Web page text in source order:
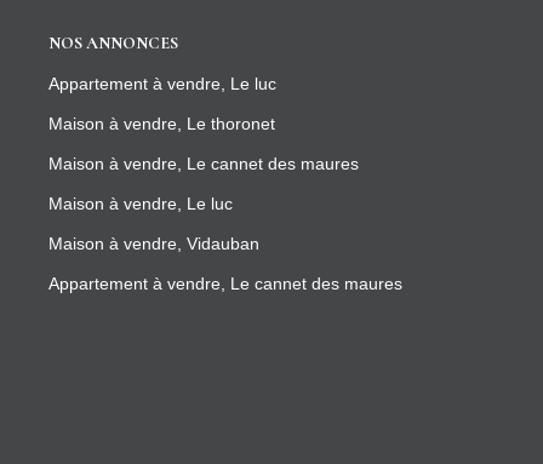
NOS ANNONCES
Appartement à vendre, Le luc
Maison à vendre, Le thoronet
Maison à vendre, Le cannet des maures
Maison à vendre, Le luc
Maison à vendre, Vidauban
Appartement à vendre, Le cannet des maures